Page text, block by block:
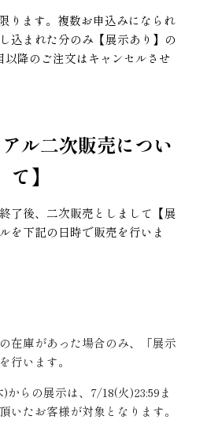
ります。複数お申込みになられ
込まれた分のみ【展示あり】の
以降のご注文はキャンセルさせ
アル二次販売につい
て】
了後、二次販売としまして【展
を下記の日時で販売を行いま
在庫があった場合のみ、「展示
行います。
らの展示は、7/18(火)23:59ま
いたお客様が対象となります。